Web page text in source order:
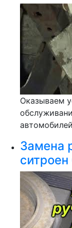
Оказываем
Замена
ситроен